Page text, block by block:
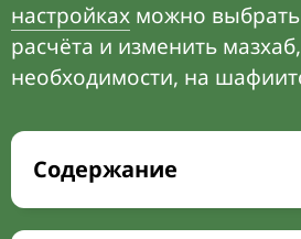
настройках можно
расчёта и изменить
необходимости, на
Содержание
Время намаза на сегодня